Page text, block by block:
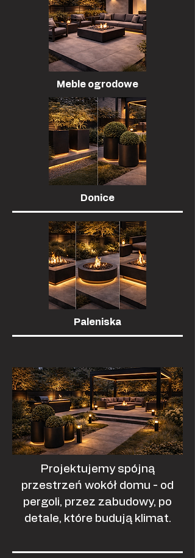
Meble ogrodowe
Donice
Paleniska
Projektujemy spójną
przestrzeń wokół domu - od
pergoli, przez zabudowy, po
detale, które budują klimat.